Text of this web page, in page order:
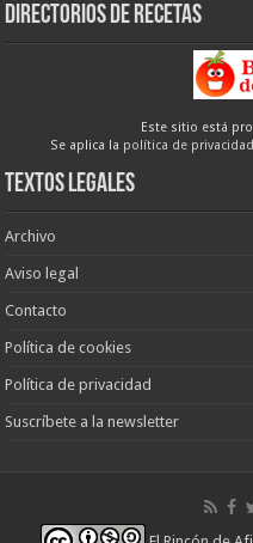
Directorios de recetas
Este sitio está
Se aplica la política de privacidad
Textos legales
Archivo
Aviso legal
Contacto
Política de cookies
Política de privacidad
Suscríbete a la newsletter